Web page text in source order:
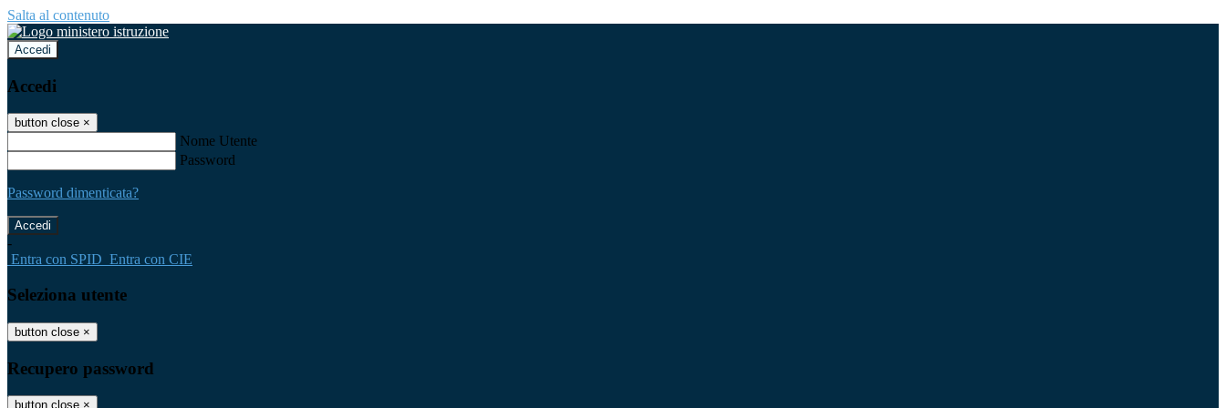
Salta al contenuto
Accedi
Accedi
button close ×
Nome Utente
Password
Password dimenticata?
-
Entra con SPID Entra con CIE
Seleziona utente
button close ×
Recupero password
button close ×